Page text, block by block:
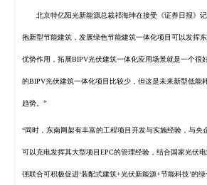
北京特亿阳光新能源总裁祁海珅在接受《证券日报》记
抱新型节能建筑，发展绿色节能建筑一体化项目可以发挥
优势作用，拓展BIPV光伏建筑一体化应用场景就是一个很
的BIPV光伏建筑一体化项目比较少，但这是未来新型低能
趋势。”
“同时，东南网架有丰富的工程项目开发与实施经验，与央
可以充电发挥其大型项目EPC的管理经验，结合国家光伏
强联合可积极促进‘装配式建筑+光伏新能源+节能科技’的